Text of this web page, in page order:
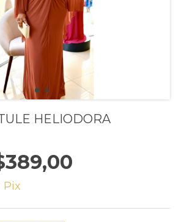
HELIODORA
Pix